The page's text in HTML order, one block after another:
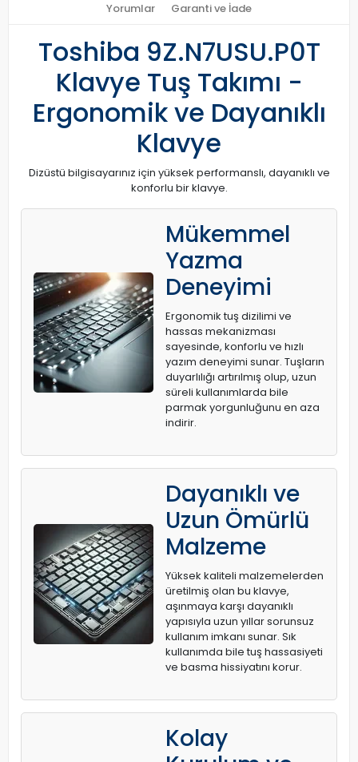
Yorumlar Garanti ve İade
Toshiba 9Z.N7USU.P0T
Klavye Tuş Takımı -
Ergonomik ve Dayanıklı
Klavye
Dizüstü bilgisayarınız için yüksek performanslı, dayanıklı ve
konforlu bir klavye.
Mükemmel
Yazma
Deneyimi
Ergonomik tuş dizilimi ve
hassas mekanizması
sayesinde, konforlu ve hızlı
yazım deneyimi sunar. Tuşların
duyarlılığı artırılmış olup, uzun
süreli kullanımlarda bile
parmak yorgunluğunu en aza
indirir.
Dayanıklı ve
Uzun Ömürlü
Malzeme
Yüksek kaliteli malzemelerden
üretilmiş olan bu klavye,
aşınmaya karşı dayanıklı
yapısıyla uzun yıllar sorunsuz
kullanım imkanı sunar. Sık
kullanımda bile tuş hassasiyeti
ve basma hissiyatını korur.
Kolay